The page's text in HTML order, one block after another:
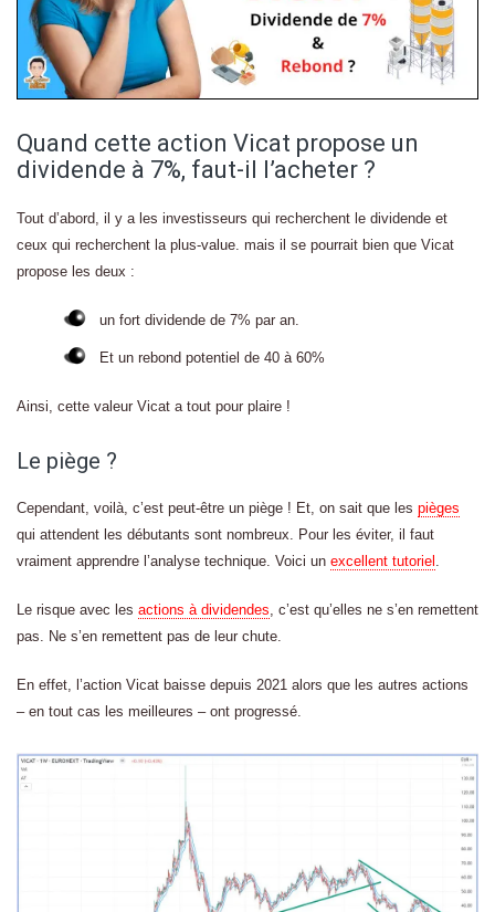
Quand cette action Vicat propose un
dividende à 7%, faut-il l’acheter ?
Tout d’abord, il y a les investisseurs qui recherchent le dividende et
ceux qui recherchent la plus-value. mais il se pourrait bien que Vicat
propose les deux :
un fort dividende de 7% par an.
Et un rebond potentiel de 40 à 60%
Ainsi, cette valeur Vicat a tout pour plaire !
Le piège ?
Cependant, voilà, c’est peut-être un piège ! Et, on sait que les pièges
qui attendent les débutants sont nombreux. Pour les éviter, il faut
vraiment apprendre l’analyse technique. Voici un excellent tutoriel .
Le risque avec les actions à dividendes, c’est qu’elles ne s’en remettent
pas. Ne s’en remettent pas de leur chute.
En effet, l’action Vicat baisse depuis 2021 alors que les autres actions
– en tout cas les meilleures – ont progressé.